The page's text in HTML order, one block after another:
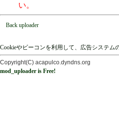
い。
Back uploader
Cookieやビーコンを利用して、広告システ
Copyright(C) acapulco.dyndns.org
mod_uploader is Free!